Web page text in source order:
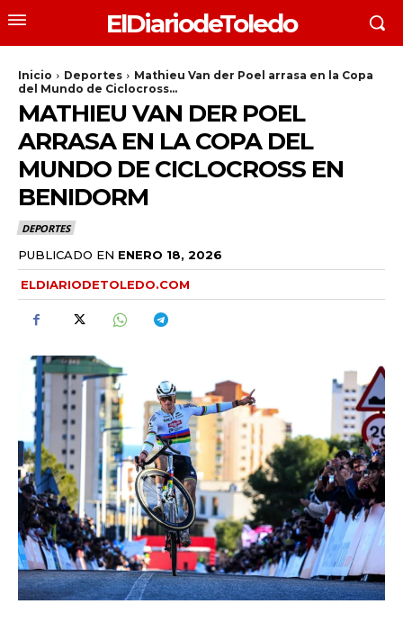
ElDiariodeToledo
Inicio Deportes
Mathieu Van der Poel arrasa en la Copa
del Mundo de Ciclocross...
MATHIEU VAN DER POEL
ARRASA EN LA COPA DEL
MUNDO DE CICLOCROSS EN
BENIDORM
DEPORTES
PUBLICADO EN ENERO 18, 2026
ELDIARIODETOLEDO.COM